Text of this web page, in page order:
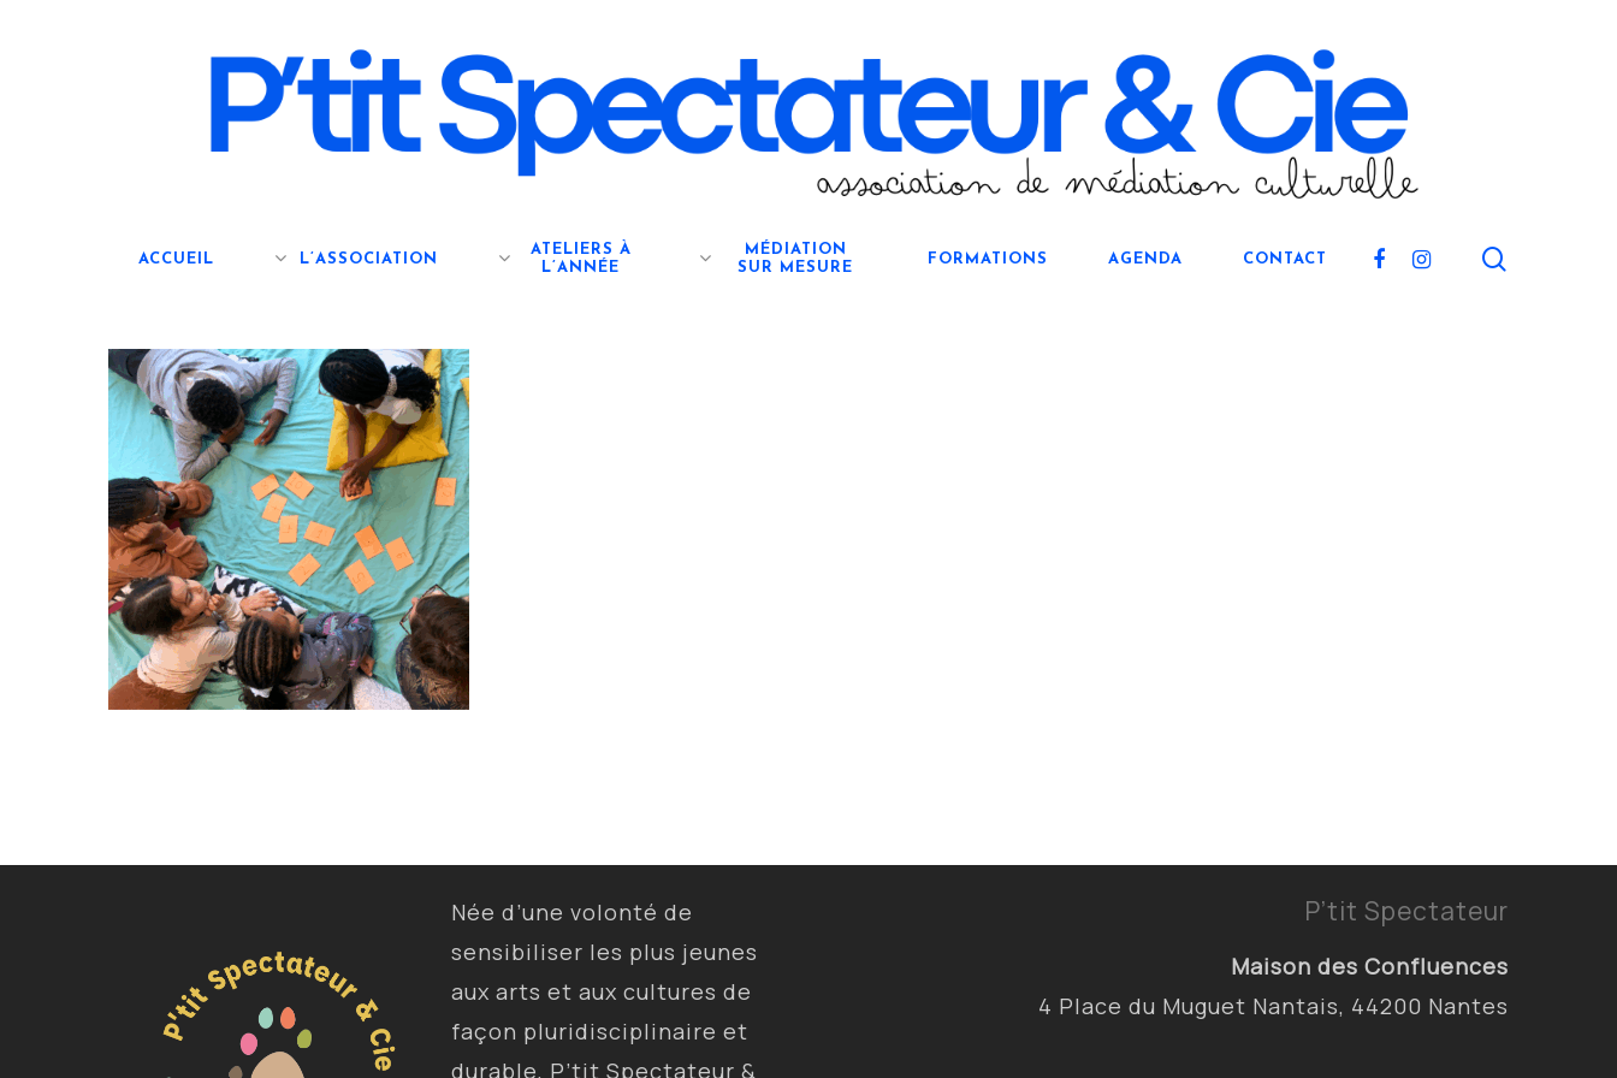
ACCUEIL L’ASSOCIATION
ATELIERS À
L’ANNÉE
MÉDIATION
SUR MESURE
FORMATIONS AGENDA CONTACT FACEBOOKINSTAGRAM
Née d’une volonté de
sensibiliser les plus jeunes
aux arts et aux cultures de
façon pluridisciplinaire et
durable, P’tit Spectateur &
P’tit Spectateur
Maison des Confluences
4 Place du Muguet Nantais, 44200 Nantes